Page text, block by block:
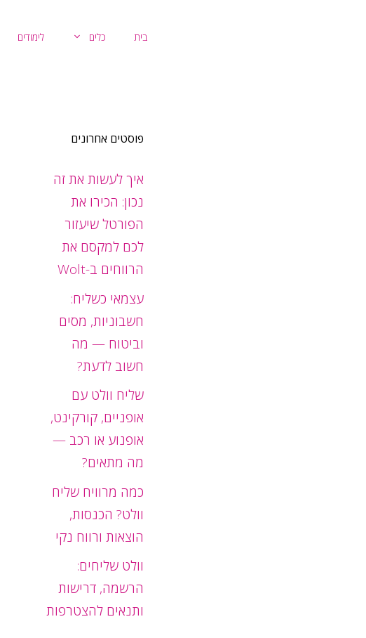
בית כלים לימודים
פוסטים אחרונים
איך לעשות את זה
נכון: הכירו את
הפורטל שיעזור
לכם למקסם את
הרווחים ב-Wolt
עצמאי כשליח:
חשבוניות, מסים
וביטוח — מה
חשוב לדעת?
שליח וולט עם
אופניים, קורקינט,
אופנוע או רכב —
מה מתאים?
כמה מרוויח שליח
וולט? הכנסות,
הוצאות ורווח נקי
וולט שליחים:
הרשמה, דרישות
ותנאים להצטרפות